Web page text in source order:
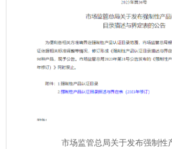
市场监管总局关于发布强制性